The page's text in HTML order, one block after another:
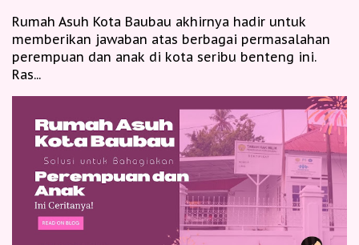
Rumah Asuh Kota Baubau akhirnya hadir untuk
memberikan jawaban atas berbagai permasalahan
perempuan dan anak di kota seribu benteng ini.
Ras...